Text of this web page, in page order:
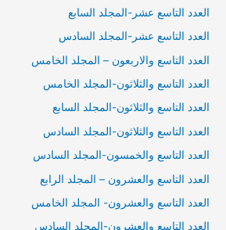
العدد التاسع عشر-المجلد السابع
العدد التاسع عشر-المجلد السادس
العدد التاسع والاربعون – المجلد الخامس
العدد التاسع والثلاثون-المجلد الخامس
العدد التاسع والثلاثون-المجلد السابع
العدد التاسع والثلاثون-المجلد السادس
العدد التاسع والخمسون-المجلد السادس
العدد التاسع والعشرون – المجلد الرابع
العدد التاسع والعشرون- المجلد الخامس
العدد التاسع والعشرون-المجلد السادس